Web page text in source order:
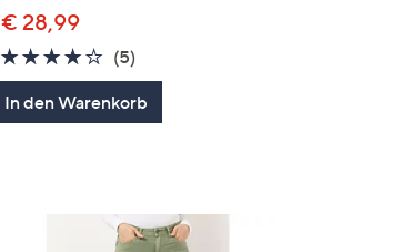
€ 28,99
4.0
von
5
(5)
Bewertungen
In den Warenkorb